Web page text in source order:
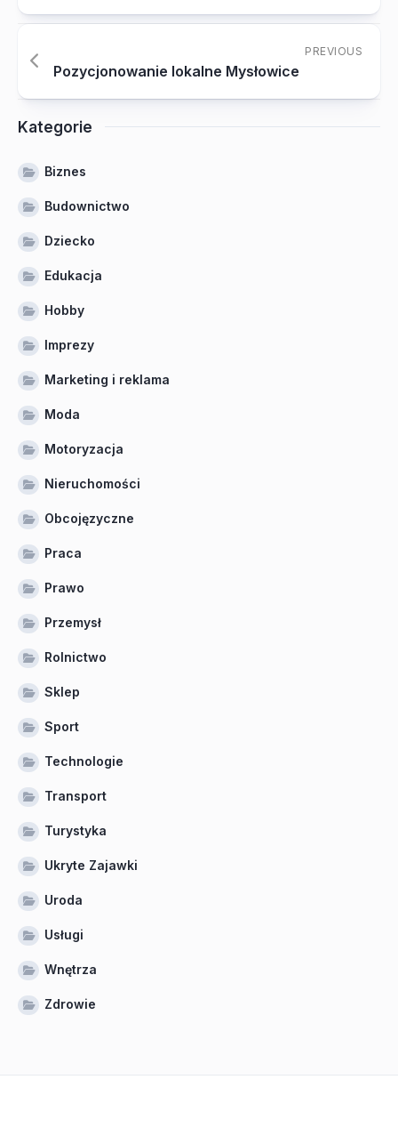
PREVIOUS
Pozycjonowanie lokalne Mysłowice
Kategorie
Biznes
Budownictwo
Dziecko
Edukacja
Hobby
Imprezy
Marketing i reklama
Moda
Motoryzacja
Nieruchomości
Obcojęzyczne
Praca
Prawo
Przemysł
Rolnictwo
Sklep
Sport
Technologie
Transport
Turystyka
Ukryte Zajawki
Uroda
Usługi
Wnętrza
Zdrowie